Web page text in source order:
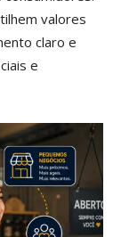
valores
claro e
e